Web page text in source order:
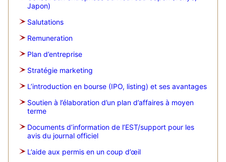
Japon)
Salutations
Remuneration
Plan d’entreprise
Stratégie marketing
L’introduction en bourse (IPO, listing) et ses avantages
Soutien à l’élaboration d’un plan d’affaires à moyen
terme
Documents d’information de l’EST/support pour les
avis du journal officiel
L’aide aux permis en un coup d’œil